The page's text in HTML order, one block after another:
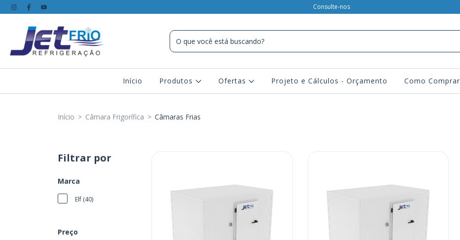
Consulte-nos
Início Produtos Ofertas Projeto e Cálculos - Orçamento Como Comprar
Início > Câmara Frigorífica > Câmaras Frias
Filtrar por
Marca
Elf (40)
Preço